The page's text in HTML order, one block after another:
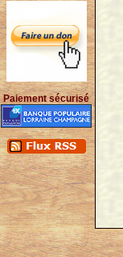
Paiement sécurisé